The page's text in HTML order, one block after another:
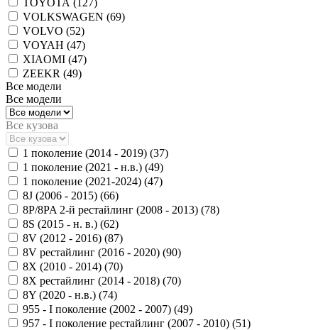
VOLKSWAGEN (69)
VOLVO (52)
VOYAH (47)
XIAOMI (47)
ZEEKR (49)
Все модели
Все модели
Все кузова
1 поколение (2014 - 2019) (37)
1 поколение (2021 - н.в.) (49)
1 поколение (2021-2024) (47)
8J (2006 - 2015) (66)
8P/8PA 2-й рестайлинг (2008 - 2013) (78)
8S (2015 - н. в.) (62)
8V (2012 - 2016) (87)
8V рестайлинг (2016 - 2020) (90)
8X (2010 - 2014) (70)
8X рестайлинг (2014 - 2018) (70)
8Y (2020 - н.в.) (74)
955 - I поколение (2002 - 2007) (49)
957 - I поколение рестайлинг (2007 - 2010) (51)